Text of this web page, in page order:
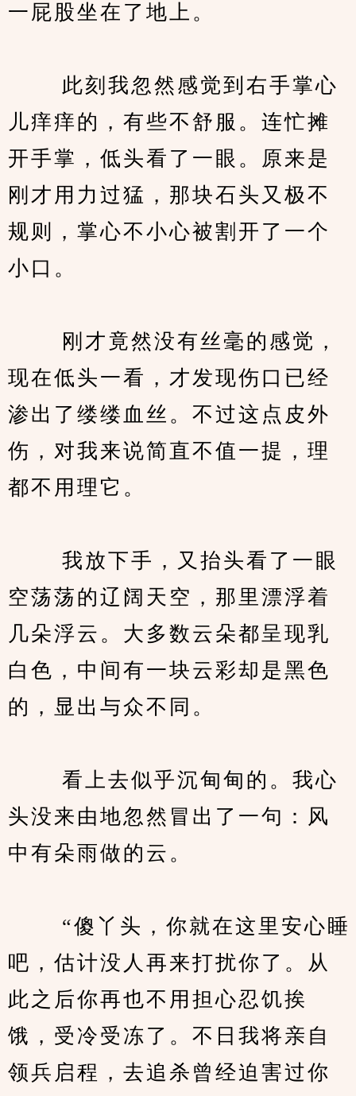
一屁股坐在了地上。
此刻我忽然感觉到右手掌心
儿痒痒的，有些不舒服。连忙摊
开手掌，低头看了一眼。原来是
刚才用力过猛，那块石头又极不
规则，掌心不小心被割开了一个
小口。
刚才竟然没有丝毫的感觉，
现在低头一看，才发现伤口已经
渗出了缕缕血丝。不过这点皮外
伤，对我来说简直不值一提，理
都不用理它。
我放下手，又抬头看了一眼
空荡荡的辽阔天空，那里漂浮着
几朵浮云。大多数云朵都呈现乳
白色，中间有一块云彩却是黑色
的，显出与众不同。
看上去似乎沉甸甸的。我心
头没来由地忽然冒出了一句：风
中有朵雨做的云。
“傻丫头，你就在这里安心睡
吧，估计没人再来打扰你了。从
此之后你再也不用担心忍饥挨
饿，受冷受冻了。不日我将亲自
领兵启程，去追杀曾经迫害过你